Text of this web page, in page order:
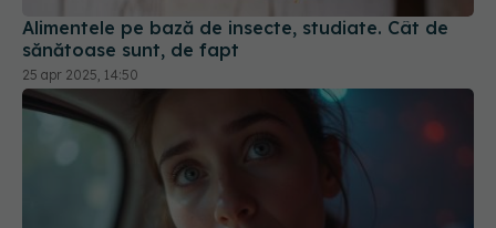
Alimentele pe bază de insecte, studiate. Cât de
sănătoase sunt, de fapt
25 apr 2025, 14:50